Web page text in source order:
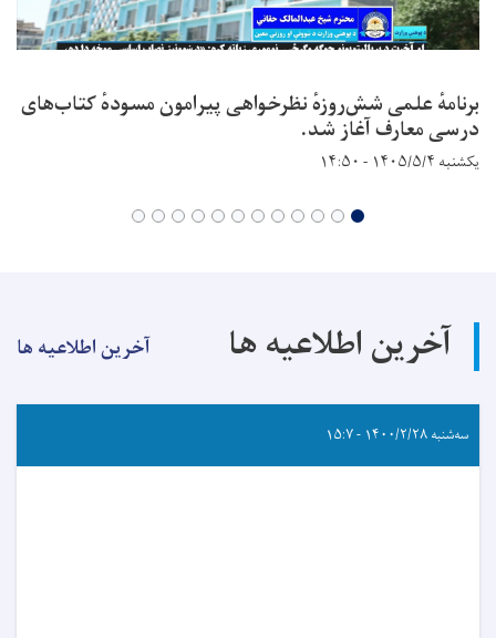
برنامهٔ علمی شش‌روزهٔ نظرخواهی پیرامون مسودهٔ کتاب‌های
درسی معارف آغاز شد.
یکشنبه ۱۴۰۵/۵/۴ - ۱۴:۵۰
آخرین اطلاعیه ها آخرین اطلاعیه ها
سه‌شنبه ۱۴۰۰/۲/۲۸ - ۱۵:۷